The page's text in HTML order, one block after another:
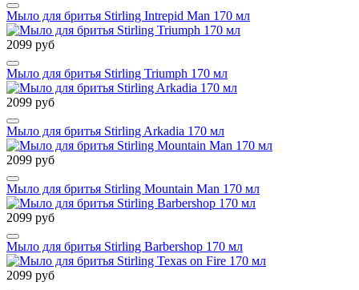
Мыло для бритья Stirling Intrepid Man 170 мл
2099 руб
Мыло для бритья Stirling Triumph 170 мл
2099 руб
Мыло для бритья Stirling Arkadia 170 мл
2099 руб
Мыло для бритья Stirling Mountain Man 170 мл
2099 руб
Мыло для бритья Stirling Barbershop 170 мл
2099 руб